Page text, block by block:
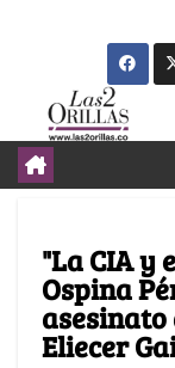
"La CIA y
Ospina
asesinato
Eliecer